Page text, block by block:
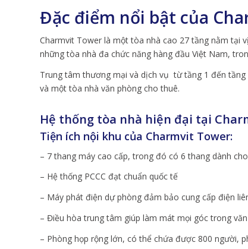
Đặc điểm nổi bật của
Charmvit Tower là một tòa nhà cao 27 tầng nằm tại
những tòa nhà đa chức năng hàng đầu Việt Nam,
Trung tâm thương mại và dịch vụ từ tầng 1 đến
và một tòa nhà văn phòng cho thuê.
Hệ thống tòa nhà hiện đại tại
Tiện ích nội khu của Charmvit Tower:
– 7 thang máy cao cấp, trong đó có 6 thang dành
– Hệ thống PCCC đạt chuẩn quốc tế
– Máy phát điện dự phòng đảm bảo cung cấp điện
– Điều hòa trung tâm giúp làm mát mọi góc trong
– Phòng họp rộng lớn, có thể chứa được 800 người,